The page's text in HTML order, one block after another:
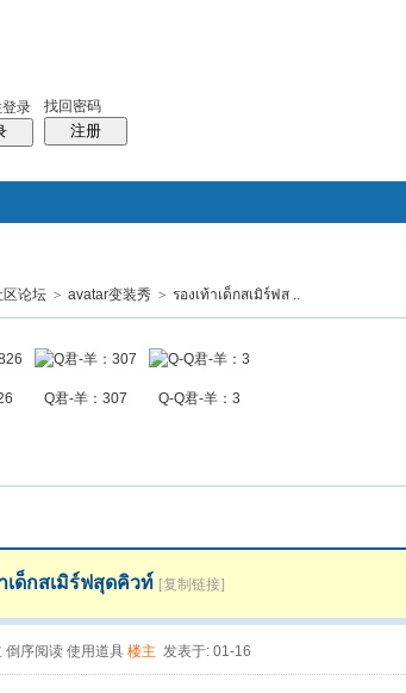
录 找回密码
注册
间
帖子
搜索
区论坛 > avatar变装秀 > รองเท้าเด็กสเมิร์ฟส ..
Q君-羊：307 Q-Q君-羊：3
เด็กสเมิร์ฟสุดคิวท์ [复制链接]
倒序阅读 使用道具 楼主 发表于: 01-16